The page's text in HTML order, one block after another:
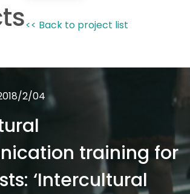
<< Back to project list
2/04
training for
‘Intercultural